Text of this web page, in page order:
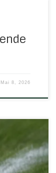
Mai 8, 2026
statt.
§ 7